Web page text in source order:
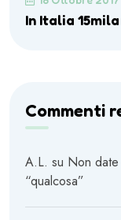
In Italia
Commenti
A.L. su Non
“qualcosa”